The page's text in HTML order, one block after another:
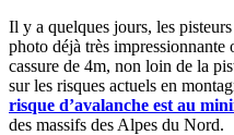
Il y a quelques jours, les
photo déjà très
cassure de 4m, non loin de la
sur les risques actuels en
risque d’avalanche est au
des massifs des Alpes du Nord.